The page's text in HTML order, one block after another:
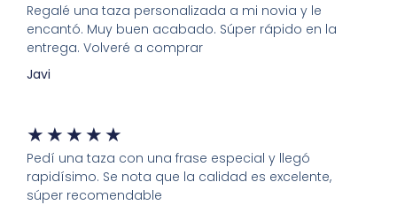
Regalé una taza personalizada a mi novia y le
encantó. Muy buen acabado. Súper rápido en la
entrega. Volveré a comprar
Javi
★ ★ ★ ★ ★
Pedí una taza con una frase especial y llegó
rapidísimo. Se nota que la calidad es excelente,
súper recomendable